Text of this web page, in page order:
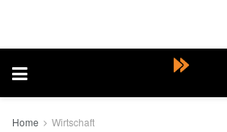
Home Wirtschaft